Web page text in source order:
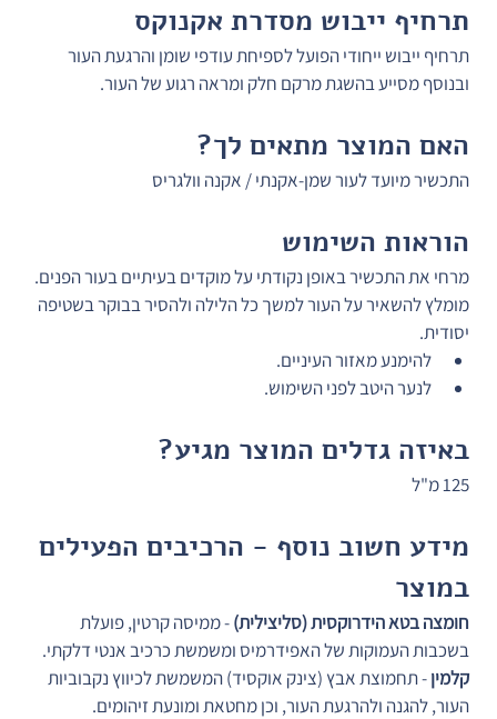
תרחיף ייבוש מסדרת אקנוקס
תרחיף ייבוש ייחודי הפועל לספיחת עודפי שומן והרגעת העור
ובנוסף מסייע בהשגת מרקם חלק ומראה רגוע של העור.
האם המוצר מתאים לך?
התכשיר מיועד לעור שמן-אקנתי / אקנה וולגריס
הוראות השימוש
מרחי את התכשיר באופן נקודתי על מוקדים בעיתיים בעור הפנים.
מומלץ להשאיר על העור למשך כל הלילה ולהסיר בבוקר בשטיפה
יסודית.
להימנע מאזור העיניים.
לנער היטב לפני השימוש.
באיזה גדלים המוצר מגיע?
125 מ"ל
מידע חשוב נוסף - הרכיבים הפעילים
במוצר
חומצה בטא הידרוקסית (סליצילית) - ממיסה קרטין, פועלת
בשכבות העמוקות של האפידרמיס ומשמשת כרכיב אנטי דלקתי.
קלמין - תחמוצת אבץ (צינק אוקסיד) המשמשת לכיווץ נקבוביות
העור, להגנה ולהרגעת העור, וכן מחטאת ומונעת זיהומים.